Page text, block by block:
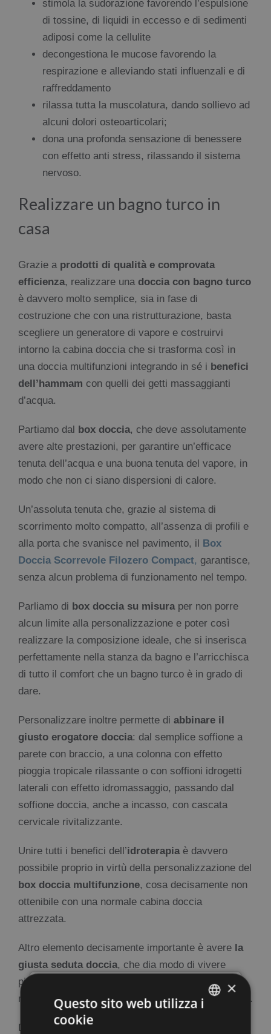
×
stimola la sudorazione favorendo l’espulsione
di tossine, di liquidi in eccesso e di sedimenti
adiposi come la cellulite
decongestiona le mucose favorendo la
respirazione e alleviando stati influenzali e di
raffreddamento
rilassa tutta la muscolatura, dando sollievo ad
alcuni dolori osteoarticolari;
dona una profonda sensazione di benessere
con effetto anti stress, rilassando il sistema
nervoso.
Realizzare un bagno turco in
casa
Grazie a prodotti di qualità e comprovata
efficienza, realizzare una doccia con bagno turco
è davvero molto semplice, sia in fase di
costruzione che con una ristrutturazione, basta
scegliere un generatore di vapore e costruirvi
intorno la cabina doccia che si trasforma così in
una doccia multifunzioni integrando in sé i benefici
dell’hammam con quelli dei getti massaggianti
d’acqua.
Partiamo dal box doccia, che deve assolutamente
avere alte prestazioni, per garantire un’efficace
tenuta dell’acqua e una buona tenuta del vapore, in
modo che non ci siano dispersioni di calore.
Un’assoluta tenuta che, grazie al sistema di
scorrimento molto compatto, all’assenza di profili e
alla porta che svanisce nel pavimento, il Box
Doccia Scorrevole Filozero Compact, garantisce,
senza alcun problema di funzionamento nel tempo.
Parliamo di box doccia su misuraper non porre
alcun limite alla personalizzazione e poter così
realizzare la composizione ideale, che si inserisca
perfettamente nella stanza da bagno e l’arricchisca
di tutto il comfort che un bagno turco è in grado di
dare.
Personalizzare inoltre permette di abbinare il
giusto erogatore doccia: dal semplice soffione a
parete con braccio, a una colonna con effetto
pioggia tropicale rilassante o con soffioni idrogetti
laterali con effetto idromassaggio, passando dal
soffione doccia, anche a incasso, con cascata
cervicale rivitalizzante.
Unire tutti i benefici dell’idroterapiaè davvero
possibile proprio in virtù della personalizzazione del
box doccia multifunzione, cosa decisamente non
ottenibile con una normale cabina doccia
attrezzata.
Altro elemento decisamente importante è avere la
giusta seduta doccia, che dia modo di vivere
pienamente la sensazione di relax e di godere al
massimo degli effetti benefici di un bagno di vapore.
Dedicare del tempo a se stessi e alla cura di sé,
×
Questo sito web utilizza i
cookie